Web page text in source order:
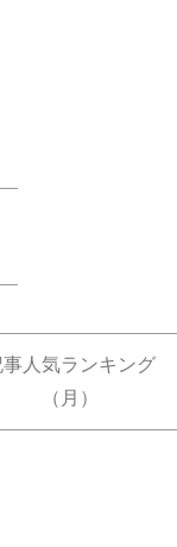
事人気ランキング
（月）